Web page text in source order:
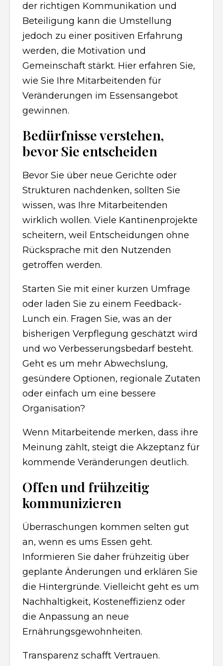
der richtigen Kommunikation und
Beteiligung kann die Umstellung
jedoch zu einer positiven Erfahrung
werden, die Motivation und
Gemeinschaft stärkt. Hier erfahren Sie,
wie Sie Ihre Mitarbeitenden für
Veränderungen im Essensangebot
gewinnen.
Bedürfnisse verstehen,
bevor Sie entscheiden
Bevor Sie über neue Gerichte oder
Strukturen nachdenken, sollten Sie
wissen, was Ihre Mitarbeitenden
wirklich wollen. Viele Kantinenprojekte
scheitern, weil Entscheidungen ohne
Rücksprache mit den Nutzenden
getroffen werden.
Starten Sie mit einer kurzen Umfrage
oder laden Sie zu einem Feedback-
Lunch ein. Fragen Sie, was an der
bisherigen Verpflegung geschätzt wird
und wo Verbesserungsbedarf besteht.
Geht es um mehr Abwechslung,
gesündere Optionen, regionale Zutaten
oder einfach um eine bessere
Organisation?
Wenn Mitarbeitende merken, dass ihre
Meinung zählt, steigt die Akzeptanz für
kommende Veränderungen deutlich.
Offen und frühzeitig
kommunizieren
Überraschungen kommen selten gut
an, wenn es ums Essen geht.
Informieren Sie daher frühzeitig über
geplante Änderungen und erklären Sie
die Hintergründe. Vielleicht geht es um
Nachhaltigkeit, Kosteneffizienz oder
die Anpassung an neue
Ernährungsgewohnheiten.
Transparenz schafft Vertrauen.